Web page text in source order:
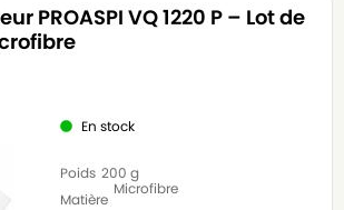
PROASPI VQ 1220 P – Lot de
En stock
Poids 200 g
Matière
Microfibre